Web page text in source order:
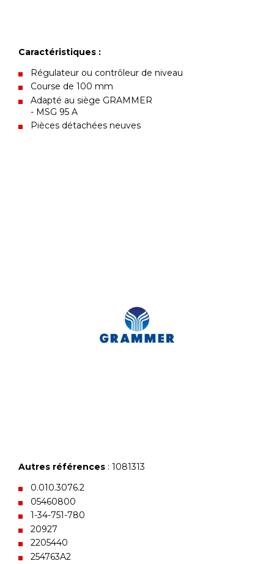
Caractéristiques :
Régulateur ou contrôleur de niveau
Course de 100 mm
Adapté au siège GRAMMER
- MSG 95 A
Pièces détachées neuves
Autres références : 1081313
0.010.3076.2
05460800
1-34-751-780
20927
2205440
254763A2